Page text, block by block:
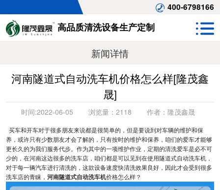
400-6798166
高品质清洗设备生产定制
新闻详情
河南隧道式自动洗车机价格怎么样[隆茂鑫
晟]
时间:2022-06-05 浏览量： 2118 作者： 隆茂鑫晟
买车和开车对于很多朋友来说都是很简单的，但是要说到对车辆的维护和保
养，或许只有少数朋友才会了解的，只有按时的维护和保养，咱们的爱车才能够
更长久的为我们服务代步。作为其中的一项维护作业，定期的清洗爱车是必不可
少的，在河南这边很多的洗车店，咱们都是可以见到在使用隧道式自动洗车机，
对于每一辆汽车进行清洗的，这款设备速度快清洗效果良好，因此才会受到很多
洗车店的青睐， 河南隧道式自动洗车机价格怎么样？